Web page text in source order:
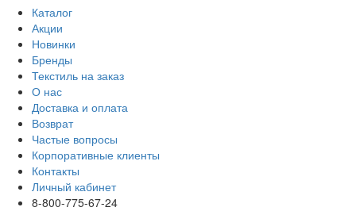
Каталог
Акции
Новинки
Бренды
Текстиль на заказ
О нас
Доставка и оплата
Возврат
Частые вопросы
Корпоративные клиенты
Контакты
Личный кабинет
8-800-775-67-24